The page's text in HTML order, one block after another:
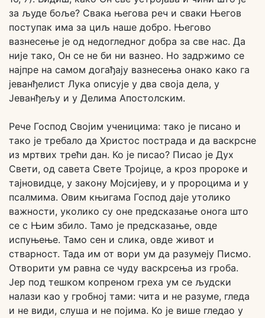
за људе боље? Свака његова реч и сваки Његов
поступак има за циљ наше добро. Његово
вазнесење је од недогледног добра за све нас. Да
није тако, Он се не би ни вазнео. Но задржимо се
најпре на самом догађају вазнесења онако како га
јеванђелист Лука описује у два своја дела, у
Јеванђељу и у Делима Апостолским.
Рече Господ Својим ученицима: тако је писано и
тако је требало да Христос пострада и да васкрсне
из мртвих трећи дан. Ко је писао? Писао је Дух
Свети, од савета Свете Тројице, а кроз пророке и
тајновидце, у закону Мојсијеву, и у пророцима и у
псалмима. Овим књигама Господ даје утолико
важности, уколико су оне предсказање онога што
се с Њим збило. Тамо је предсказање, овде
испуњење. Тамо сен и слика, овде живот и
стварност. Тада им от вори ум да разумеју Писмо.
Отворити ум равна се чуду васкрсења из гроба.
Јер под тешком копреном греха ум се људски
налази као у гробној тами: чита и не разуме, гледа
и не види, слуша и не појима. Ко је више гледао у